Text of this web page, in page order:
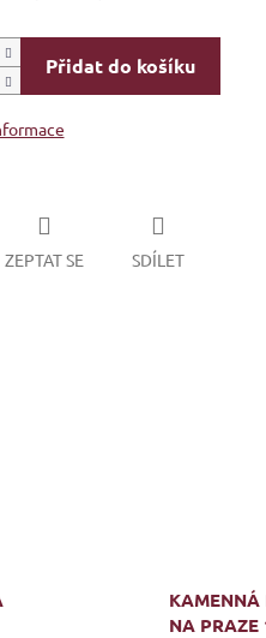
Přidat do košíku
ZEPTAT SE SDÍLET
KAMENNÁ
NA PRAZE